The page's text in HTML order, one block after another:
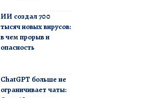
ИИ создал 700
тысяч новых вирусов:
в чем прорыв и
опасность
ChatGPT больше не
ограничивает чаты: